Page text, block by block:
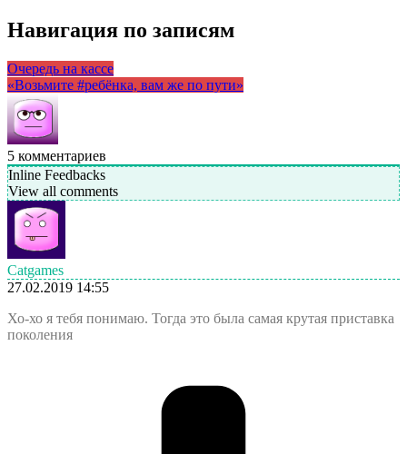
Навигация по записям
Очередь на кассе
«Возьмите #ребёнка, вам же по пути»
5 комментариев
Inline Feedbacks
View all comments
Catgames
27.02.2019 14:55
Хо-хо я тебя понимаю. Тогда это была самая крутая приставка
поколения